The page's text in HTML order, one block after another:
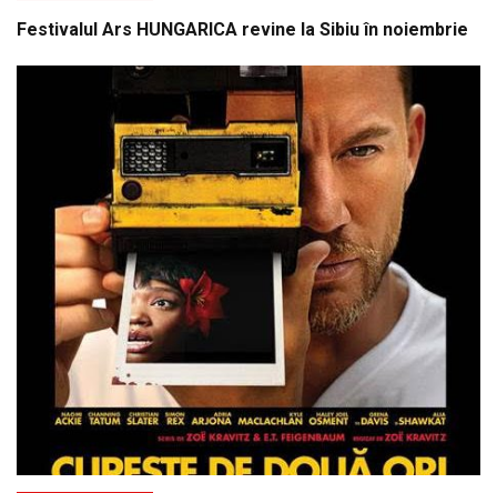
Festivalul Ars HUNGARICA revine la Sibiu în noiembrie